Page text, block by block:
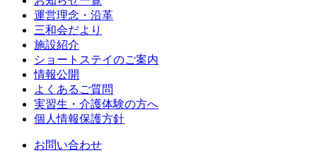
運営理念・沿革
三和会だより
施設紹介
ショートステイのご案内
情報公開
よくあるご質問
実習生・介護体験の方へ
個人情報保護方針
お問い合わせ